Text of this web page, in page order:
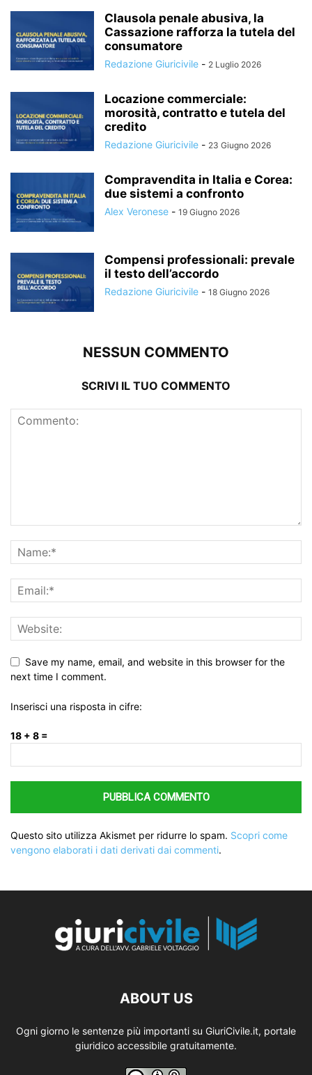
Clausola penale abusiva, la
Cassazione rafforza la tutela del
consumatore
Redazione Giuricivile - 2 Luglio 2026
Locazione commerciale:
morosità, contratto e tutela del
credito
Redazione Giuricivile - 23 Giugno 2026
Compravendita in Italia e Corea:
due sistemi a confronto
Alex Veronese - 19 Giugno 2026
Compensi professionali: prevale
il testo dell’accordo
Redazione Giuricivile - 18 Giugno 2026
NESSUN COMMENTO
SCRIVI IL TUO COMMENTO
Save my name, email, and website in this browser for the
next time I comment.
Inserisci una risposta in cifre:
18 + 8 =
Questo sito utilizza Akismet per ridurre lo spam. Scopri come
vengono elaborati i dati derivati dai commenti.
ABOUT US
Ogni giorno le sentenze più importanti su GiuriCivile.it, portale
giuridico accessibile gratuitamente.